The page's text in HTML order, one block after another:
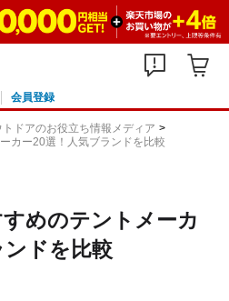
会員登録
ドアのお役立ち情報メディア
カー20選！人気ブランドを比較
めのテントメーカ
ンドを比較